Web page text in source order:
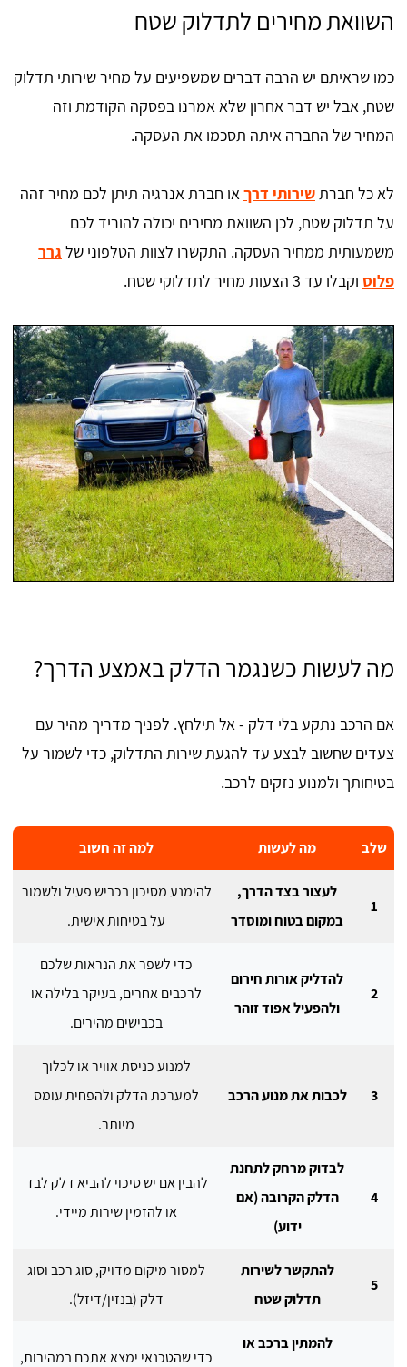
השוואת מחירים לתדלוק שטח
כמו שראיתם יש הרבה דברים שמשפיעים על מחיר שירותי תדלוק
שטח, אבל יש דבר אחרון שלא אמרנו בפסקה הקודמת וזה
המחיר של החברה איתה תסכמו את העסקה.
לא כל חברתשירותי דרךאו חברת אנרגיה תיתן לכם מחיר זהה
על תדלוק שטח, לכן השוואת מחירים יכולה להוריד לכם
משמעותית ממחיר העסקה. התקשרו לצוות הטלפוני של גרר
פלוס וקבלו עד 3 הצעות מחיר לתדלוקי שטח.
מה לעשות כשנגמר הדלק באמצע הדרך?
אם הרכב נתקע בלי דלק - אל תילחץ. לפניך מדריך מהיר עם
צעדים שחשוב לבצע עד להגעת שירות התדלוק, כדי לשמור על
בטיחותך ולמנוע נזקים לרכב.
שלב מה לעשות למה זה חשוב
1
לעצור בצד הדרך,
במקום בטוח ומוסדר
להימנע מסיכון בכביש פעיל ולשמור
על בטיחות אישית.
2
להדליק אורות חירום
ולהפעיל אפוד זוהר
כדי לשפר את הנראות שלכם
לרכבים אחרים, בעיקר בלילה או
בכבישים מהירים.
3 לכבות את מנוע הרכב
למנוע כניסת אוויר או לכלוך
למערכת הדלק ולהפחית עומס
מיותר.
4
לבדוק מרחק לתחנת
הדלק הקרובה (אם
ידוע)
להבין אם יש סיכוי להביא דלק לבד
או להזמין שירות מיידי.
5
להתקשר לשירות
תדלוק שטח
למסור מיקום מדויק, סוג רכב וסוג
דלק (בנזין/דיזל).
להמתין ברכב או
כדי שהטכנאי ימצא אתכם במהירות,